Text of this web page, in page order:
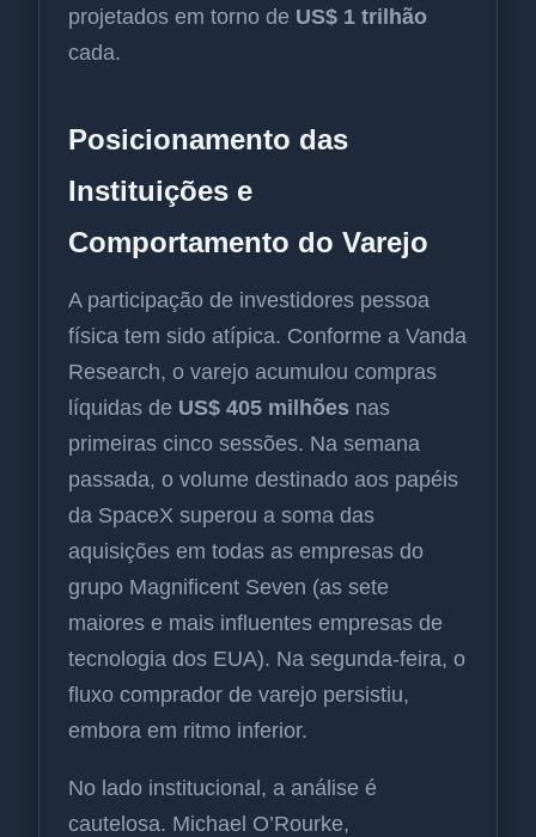
projetados em torno de US$ 1 trilhão
cada.
Posicionamento das
Instituições e
Comportamento do Varejo
A participação de investidores pessoa
física tem sido atípica. Conforme a Vanda
Research, o varejo acumulou compras
líquidas de US$ 405 milhões nas
primeiras cinco sessões. Na semana
passada, o volume destinado aos papéis
da SpaceX superou a soma das
aquisições em todas as empresas do
grupo Magnificent Seven (as sete
maiores e mais influentes empresas de
tecnologia dos EUA). Na segunda-feira, o
fluxo comprador de varejo persistiu,
embora em ritmo inferior.
No lado institucional, a análise é
cautelosa. Michael O’Rourke,